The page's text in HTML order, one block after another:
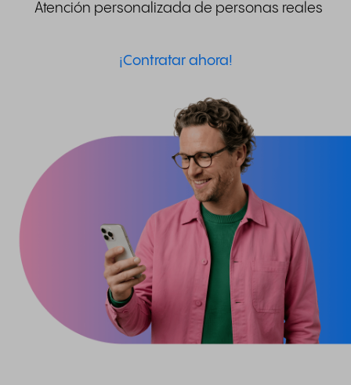
Atención personalizada de personas reales
¡Contratar ahora!